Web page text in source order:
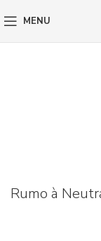
MENU
Rumo à